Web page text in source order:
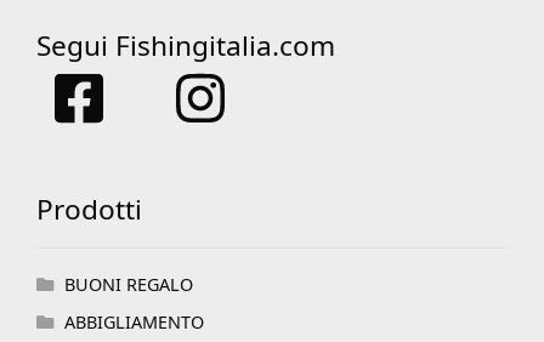
Segui Fishingitalia.com
Prodotti
BUONI REGALO
ABBIGLIAMENTO